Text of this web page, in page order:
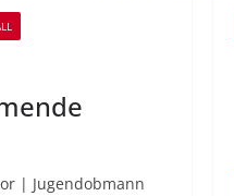
| Jugendobmann